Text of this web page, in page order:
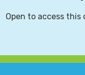
Open to access this